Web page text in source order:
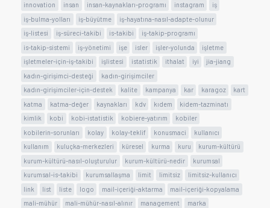
innovation
insan insan-kaynakları-programı instagram
iş
iş-bulma-yolları
iş-büyütme
iş-hayatına-nasıl-adapte-olunur
iş-listesi
iş-süreci-takibi is-takibi
iş-takip-programı
is-takip-sistemi
iş-yönetimi işe isler işler-yolunda
işletme
işletmeler-için-iş-takibi
işlistesi istatistik ithalat iyi
jia-jiang
kadın-girişimci-desteği
kadın-girişimciler
kadın-girişimciler-için-destek
kalite kampanya kar karagoz
kart
katma
katma-değer kaynakları kdv kıdem
kidem-tazminatı
kimlik
kobi kobi-istatistik kobiere-yatırım
kobiler
kobilerin-sorunları
kolay kolay-teklif konusmaci
kullanıcı
kullanım
kuluçka-merkezleri küresel kurma kuru
kurum-kültürü
kurum-kültürü-nasıl-oluşturulur
kurum-kültürü-nedir
kurumsal
kurumsal-is-takibi
kurumsallaşma limit limitsiz
limitsiz-kullanıcı
link
list liste logo mail-içeriği-aktarma
mail-içeriği-kopyalama
mali-mühür
mali-mühür-nasıl-alınır management
marka